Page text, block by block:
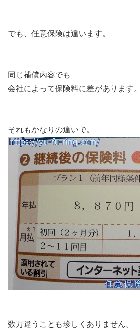
でも、任意保険は違います。
同じ補償内容でも
会社によって保険料に差があります。
それもかなりの違いで。
数万違うことも珍しくありません。